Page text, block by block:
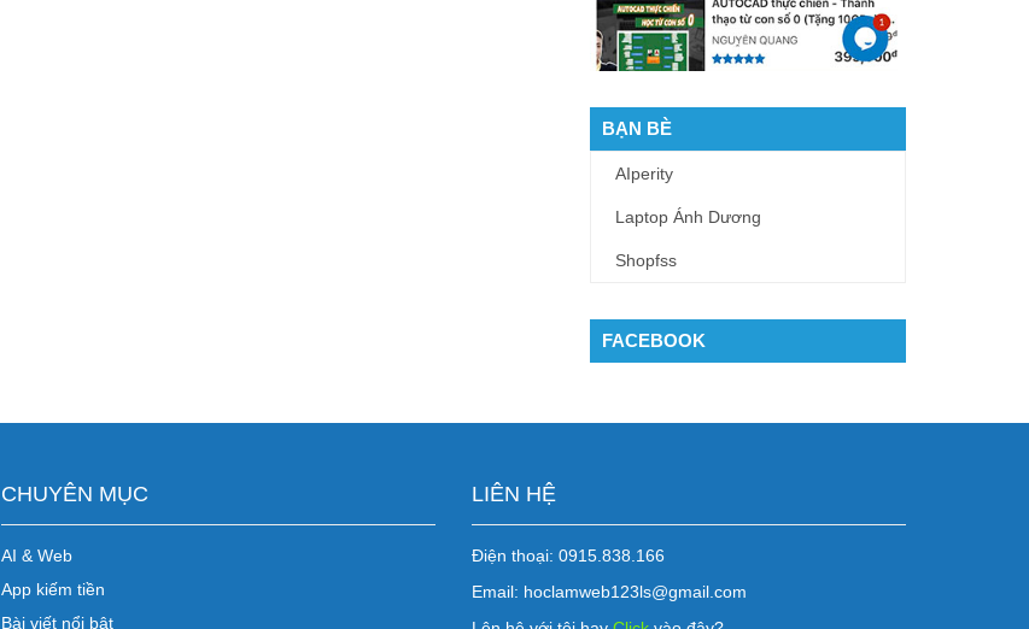
BẠN BÈ
AIperity
Laptop Ánh Dương
Shopfss
FACEBOOK
CHUYÊN MỤC
AI & Web
App kiếm tiền
Bài viết nổi bật
LIÊN HỆ
Điện thoại: 0915.838.166
Email: hoclamweb123ls@gmail.com